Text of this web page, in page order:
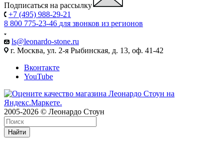
Подписаться на рассылку
+7 (495) 988-29-21
8 800 775-23-46 для звонков из регионов
ls@leonardo-stone.ru
г. Москва, ул. 2-я Рыбинская, д. 13, оф. 41-42
Вконтакте
YouTube
2005-2026 © Леонардо Стоун
Найти